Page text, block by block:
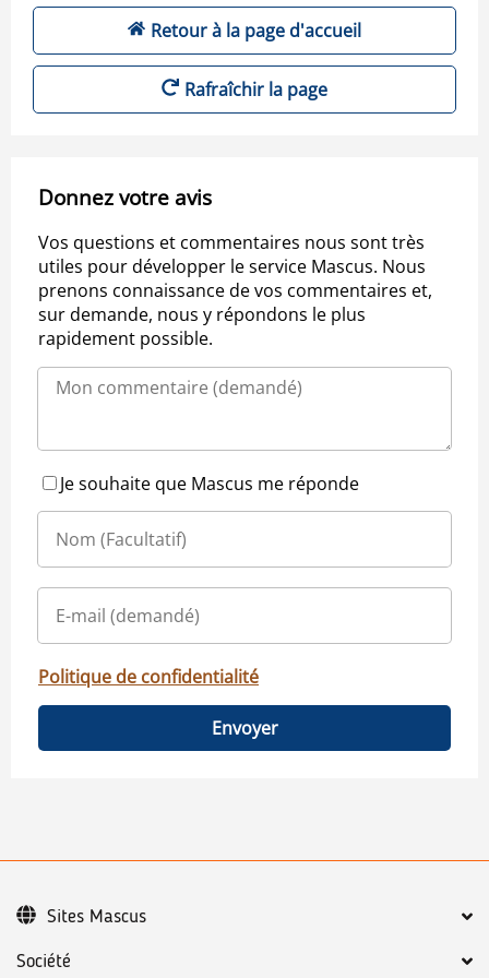
Retour à la page d'accueil
Rafraîchir la page
Donnez votre avis
Vos questions et commentaires nous sont très
utiles pour développer le service Mascus. Nous
prenons connaissance de vos commentaires et,
sur demande, nous y répondons le plus
rapidement possible.
Je souhaite que Mascus me réponde
Politique de confidentialité
Envoyer
Société
Sites Mascus